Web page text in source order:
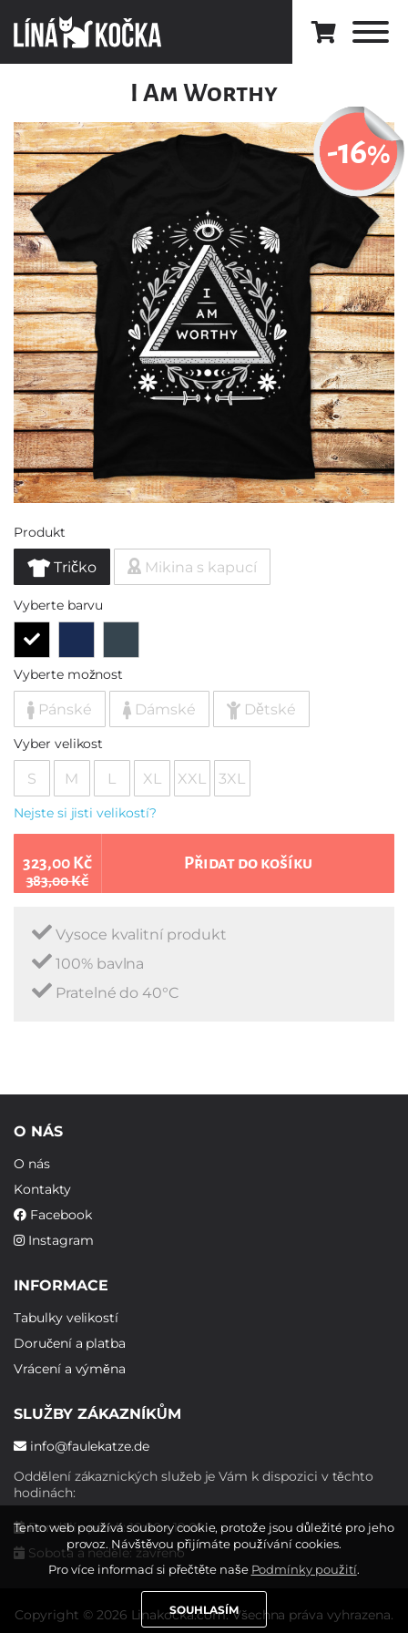
I Am Worthy
-16%
Produkt
Tričko Mikina s kapucí
Vyberte barvu
Vyberte možnost
Pánské Dámské Dětské
Vyber velikost
S M L XL XXL 3XL
Nejste si jisti velikostí?
323,00 Kč
383,00 Kč
Přidat do košíku
Vysoce kvalitní produkt
100% bavlna
Pratelné do 40°C
O NÁS
O nás
Kontakty
Facebook
Instagram
INFORMACE
Tabulky velikostí
Doručení a platba
Vrácení a výměna
SLUŽBY ZÁKAZNÍKŮM
info@faulekatze.de
Oddělení zákaznických služeb je Vám k dispozici v těchto
hodinách:
Pondělí - pátek: 10:00 - 19:00
Sobota a neděle: zavřeno
Copyright © 2026 Linakocka.com. Všechna práva vyhrazena.
Tento web používá soubory cookie, protože jsou důležité pro jeho
provoz. Návštěvou přijímáte používání cookies.
Pro více informací si přečtěte naše Podmínky použití.
SOUHLASÍM